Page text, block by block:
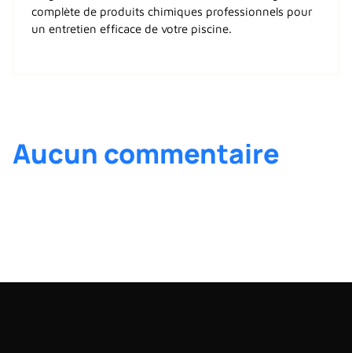
complète de produits chimiques professionnels pour
un entretien efficace de votre piscine.
Aucun commentaire